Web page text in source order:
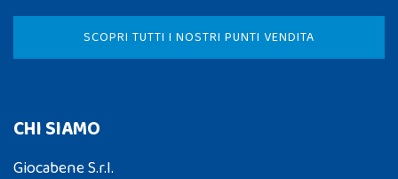
SCOPRI TUTTI I NOSTRI PUNTI VENDITA
CHI SIAMO
Giocabene S.r.l.